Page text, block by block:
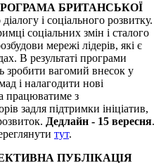
БРИТАНСЬКОЇ
і соціального розвитку.
соціальних змін і сталого
мережі лідерів, які є
В результаті програми
зробити вагомий внесок у
і налагодити нові
працюватиме з
задля підтримки ініціатив,
Дедлайн - 15 вересня.
тут.
ПУБЛІКАЦІЯ